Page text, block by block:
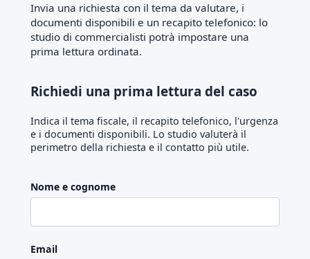
Invia una richiesta con il tema da valutare, i
documenti disponibili e un recapito telefonico: lo
studio di commercialisti potrà impostare una
prima lettura ordinata.
Richiedi una prima lettura del caso
Indica il tema fiscale, il recapito telefonico, l'urgenza
e i documenti disponibili. Lo studio valuterà il
perimetro della richiesta e il contatto più utile.
Nome e cognome
Email